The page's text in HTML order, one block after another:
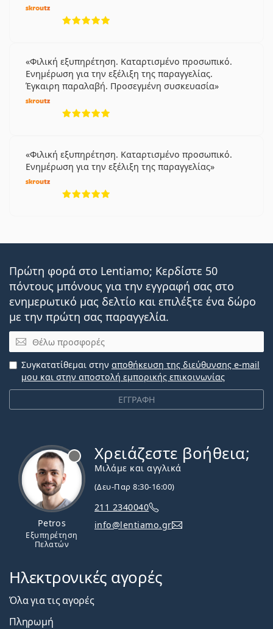
Φιλική εξυπηρέτηση. Καταρτισμένο προσωπικό.
Ενημέρωση για την εξέλιξη της παραγγελίας.
Έγκαιρη παραλαβή. Προσεγμένη συσκευασία
Φιλική εξυπηρέτηση. Καταρτισμένο προσωπικό.
Ενημέρωση για την εξέλιξη της παραγγελίας
Πρώτη φορά στο Lentiamo; Κερδίστε 50
πόντους μπόνους για την εγγραφή σας στο
ενημερωτικό μας δελτίο και επιλέξτε ένα δώρο
με την πρώτη σας παραγγελία.
Email
ΕΓΓΡΑΦΗ
Συγκατατίθεμαι στην αποθήκευση της διεύθυνσης e-mail
μου και στην αποστολή εμπορικής επικοινωνίας
Petros
Εξυπηρέτηση
Πελατών
Χρειάζεστε βοήθεια;
Μιλάμε και αγγλικά
(Δευ-Παρ 8:30-16:00)
211 2340040
info@lentiamo.gr
Ηλεκτρονικές αγορές
Όλα για τις αγορές
Πληρωμή